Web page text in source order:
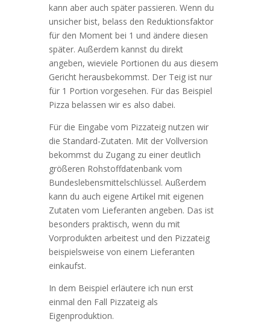
kann aber auch später passieren. Wenn du
unsicher bist, belass den Reduktionsfaktor
für den Moment bei 1 und ändere diesen
später. Außerdem kannst du direkt
angeben, wieviele Portionen du aus diesem
Gericht herausbekommst. Der Teig ist nur
für 1 Portion vorgesehen. Für das Beispiel
Pizza belassen wir es also dabei.
Für die Eingabe vom Pizzateig nutzen wir
die Standard-Zutaten. Mit der Vollversion
bekommst du Zugang zu einer deutlich
größeren Rohstoffdatenbank vom
Bundeslebensmittelschlüssel. Außerdem
kann du auch eigene Artikel mit eigenen
Zutaten vom Lieferanten angeben. Das ist
besonders praktisch, wenn du mit
Vorprodukten arbeitest und den Pizzateig
beispielsweise von einem Lieferanten
einkaufst.
In dem Beispiel erläutere ich nun erst
einmal den Fall Pizzateig als
Eigenproduktion.